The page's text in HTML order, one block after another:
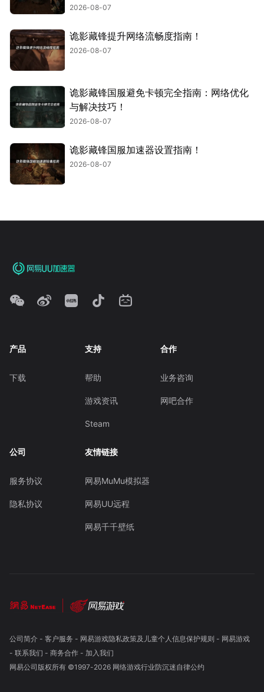
2026-08-07
诡影藏锋提升网络流畅度指南！
2026-08-07
诡影藏锋国服避免卡顿完全指南：网络优化
与解决技巧！
2026-08-07
诡影藏锋国服加速器设置指南！
2026-08-07
产品
下载
支持
帮助
游戏资讯
Steam
合作
业务咨询
网吧合作
公司
服务协议
隐私协议
友情链接
网易MuMu模拟器
网易UU远程
网易千千壁纸
公司简介- 客户服务 - 网易游戏隐私政策及儿童个人信息保护规则 - 网易游戏
- 联系我们 - 商务合作- 加入我们
网易公司版权所有 ©1997-2026 网络游戏行业防沉迷自律公约